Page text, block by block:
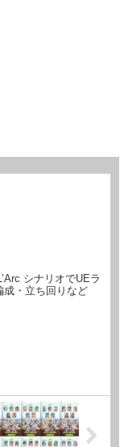
シナリオでUEラ
成・立ち回りなど